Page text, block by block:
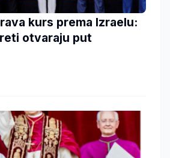
kurs prema Izraelu:
otvaraju put